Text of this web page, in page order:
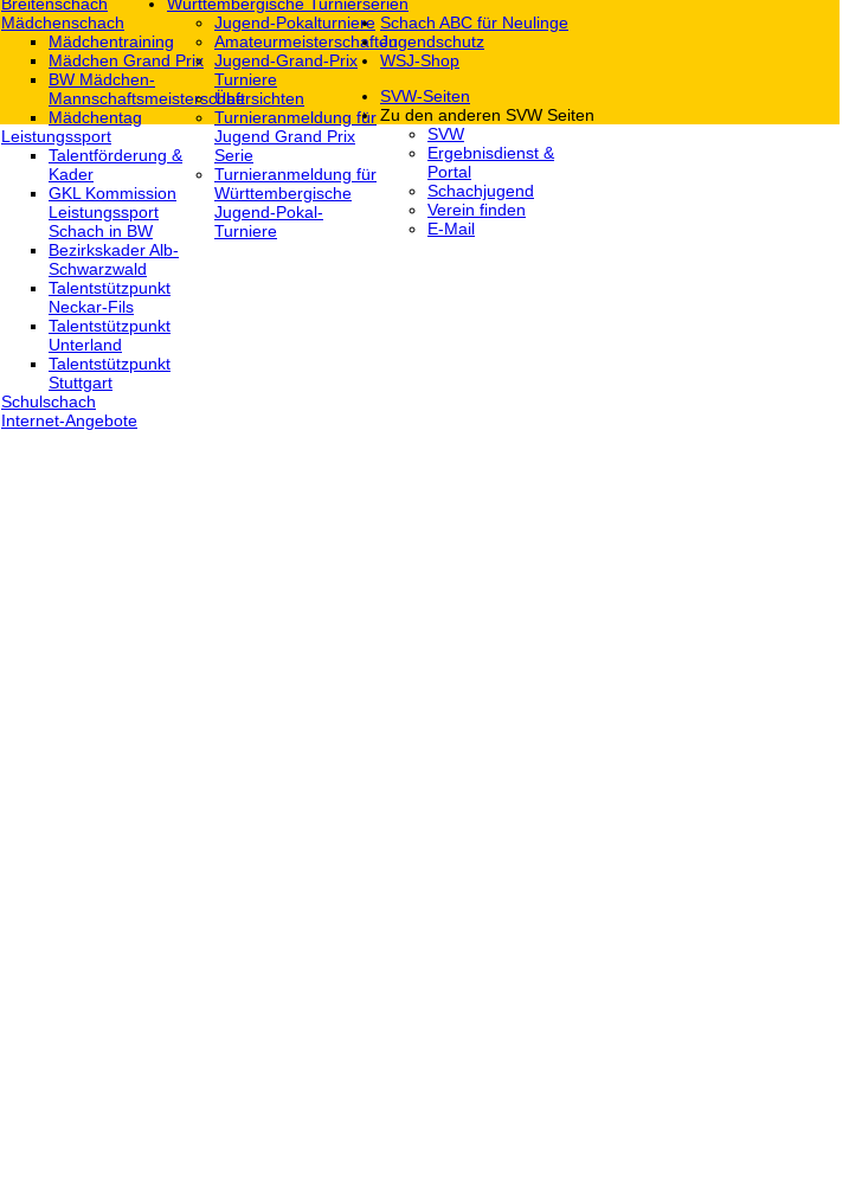
Mädchenschach
Mädchentraining
Mädchen Grand Prix
BW Mädchen-
Mannschaftsmeisterschaft
Mädchentag
Leistungssport
Talentförderung &
Kader
GKL Kommission
Leistungssport
Schach in BW
Bezirkskader Alb-
Schwarzwald
Talentstützpunkt
Neckar-Fils
Talentstützpunkt
Unterland
Talentstützpunkt
Stuttgart
Schulschach
Internet-Angebote
Jugend-Pokalturniere
Amateurmeisterschaften
Jugend-Grand-Prix
Turniere
Übersichten
Turnieranmeldung für
Jugend Grand Prix
Serie
Turnieranmeldung für
Württembergische
Jugend-Pokal-
Turniere
Schach ABC für Neulinge
Jugendschutz
WSJ-Shop
SVW-Seiten
Zu den anderen SVW Seiten
SVW
Ergebnisdienst &
Portal
Schachjugend
Verein finden
E-Mail